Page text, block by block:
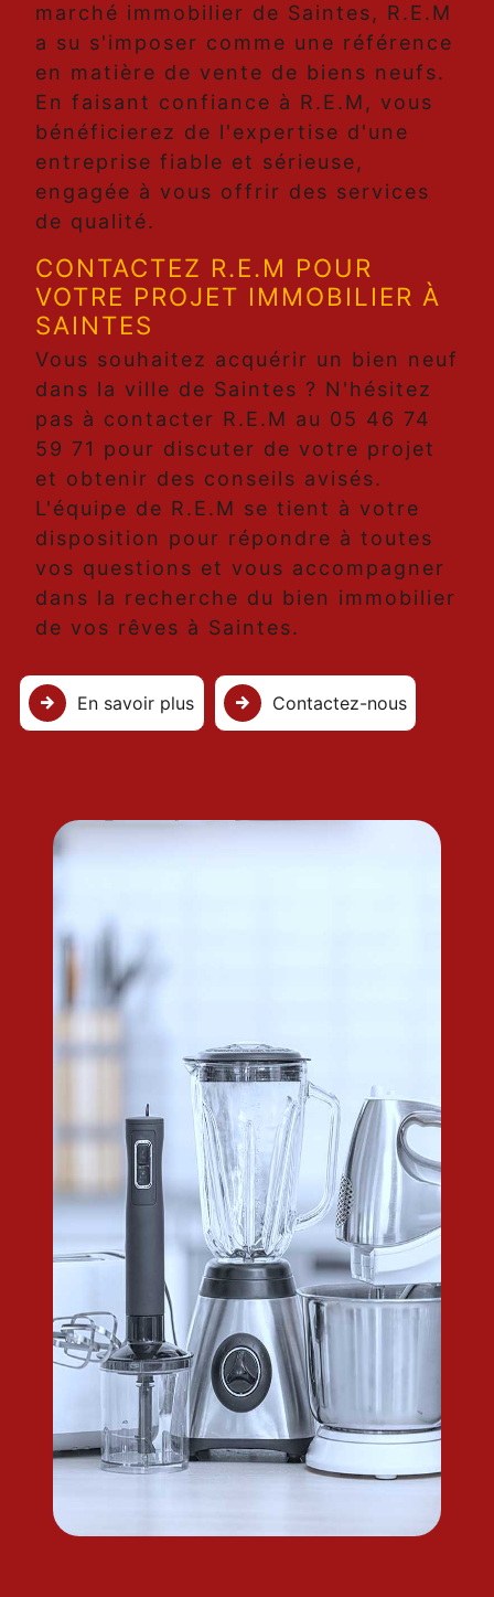
marché immobilier de Saintes, R.E.M
a su s'imposer comme une référence
en matière de vente de biens neufs.
En faisant confiance à R.E.M, vous
bénéficierez de l'expertise d'une
entreprise fiable et sérieuse,
engagée à vous offrir des services
de qualité.
CONTACTEZ R.E.M POUR
VOTRE PROJET IMMOBILIER À
SAINTES
Vous souhaitez acquérir un bien neuf
dans la ville de Saintes ? N'hésitez
pas à contacter R.E.M au 05 46 74
59 71 pour discuter de votre projet
et obtenir des conseils avisés.
L'équipe de R.E.M se tient à votre
disposition pour répondre à toutes
vos questions et vous accompagner
dans la recherche du bien immobilier
de vos rêves à Saintes.
En savoir plus Contactez-nous